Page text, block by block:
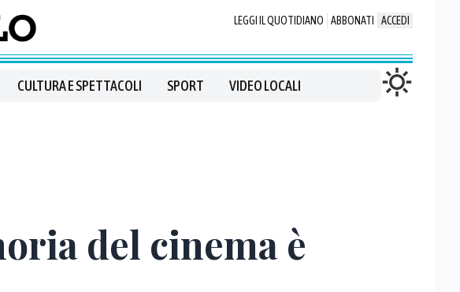
LEGGI IL QUOTIDIANO ABBONATI ACCEDI
CULTURA E SPETTACOLI SPORT VIDEO LOCALI
del cinema è